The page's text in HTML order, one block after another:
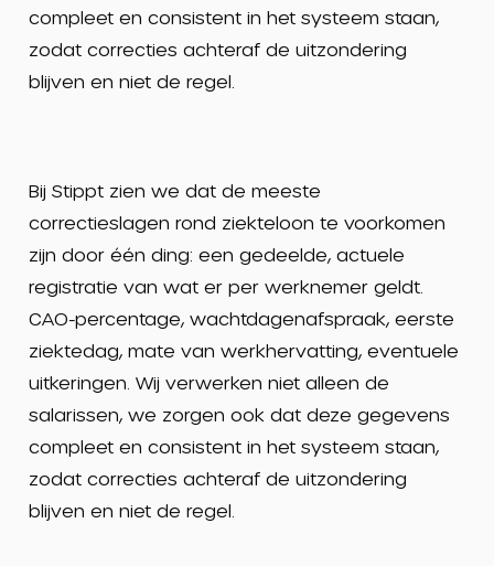
compleet en consistent in het systeem staan,
zodat correcties achteraf de uitzondering
blijven en niet de regel.
Bij Stippt zien we dat de meeste
correctieslagen rond ziekteloon te voorkomen
zijn door één ding: een gedeelde, actuele
registratie van wat er per werknemer geldt.
CAO-percentage, wachtdagenafspraak, eerste
ziektedag, mate van werkhervatting, eventuele
uitkeringen. Wij verwerken niet alleen de
salarissen, we zorgen ook dat deze gegevens
compleet en consistent in het systeem staan,
zodat correcties achteraf de uitzondering
blijven en niet de regel.